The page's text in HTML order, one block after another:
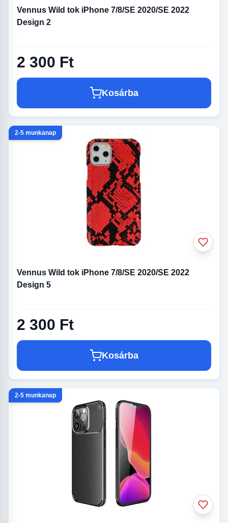
Vennus Wild tok iPhone 7/8/SE 2020/SE 2022
Design 2
2 300 Ft
Kosárba
2-5 munkanap
Vennus Wild tok iPhone 7/8/SE 2020/SE 2022
Design 5
2 300 Ft
Kosárba
2-5 munkanap